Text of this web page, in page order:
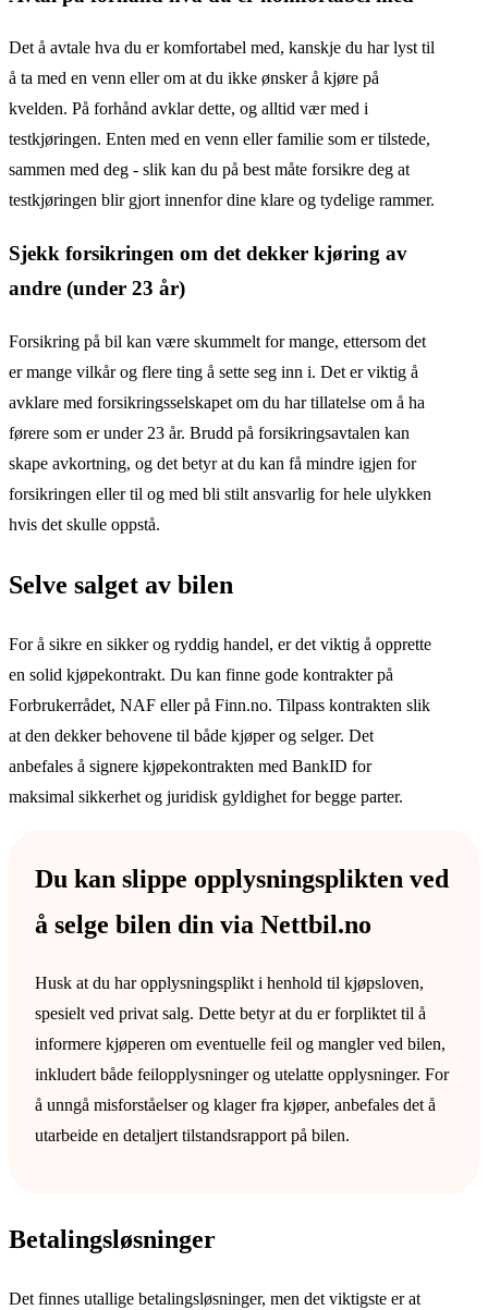
Det å avtale hva du er komfortabel med, kanskje du har lyst til
å ta med en venn eller om at du ikke ønsker å kjøre på
kvelden. På forhånd avklar dette, og alltid vær med i
testkjøringen. Enten med en venn eller familie som er tilstede,
sammen med deg - slik kan du på best måte forsikre deg at
testkjøringen blir gjort innenfor dine klare og tydelige rammer.
Sjekk forsikringen om det dekker kjøring av
andre (under 23 år)
Forsikring på bil kan være skummelt for mange, ettersom det
er mange vilkår og flere ting å sette seg inn i. Det er viktig å
avklare med forsikringsselskapet om du har tillatelse om å ha
førere som er under 23 år. Brudd på forsikringsavtalen kan
skape avkortning, og det betyr at du kan få mindre igjen for
forsikringen eller til og med bli stilt ansvarlig for hele ulykken
hvis det skulle oppstå.
Selve salget av bilen
For å sikre en sikker og ryddig handel, er det viktig å opprette
en solid kjøpekontrakt. Du kan finne gode kontrakter på
Forbrukerrådet, NAF eller på Finn.no. Tilpass kontrakten slik
at den dekker behovene til både kjøper og selger. Det
anbefales å signere kjøpekontrakten med BankID for
maksimal sikkerhet og juridisk gyldighet for begge parter.
Du kan slippe opplysningsplikten ved
å selge bilen din via Nettbil.no
Husk at du har opplysningsplikt i henhold til kjøpsloven,
spesielt ved privat salg. Dette betyr at du er forpliktet til å
informere kjøperen om eventuelle feil og mangler ved bilen,
inkludert både feilopplysninger og utelatte opplysninger. For
å unngå misforståelser og klager fra kjøper, anbefales det å
utarbeide en detaljert tilstandsrapport på bilen.
Betalingsløsninger
Det finnes utallige betalingsløsninger, men det viktigste er at